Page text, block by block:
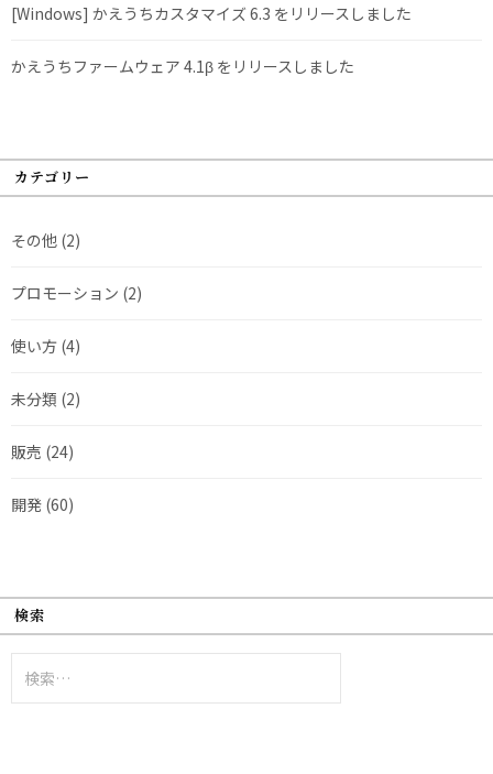
[Windows] かえうちカスタマイズ 6.3 をリリースしました
かえうちファームウェア 4.1β をリリースしました
カテゴリー
その他 (2)
プロモーション (2)
使い方 (4)
未分類 (2)
販売 (24)
開発 (60)
検索
索: